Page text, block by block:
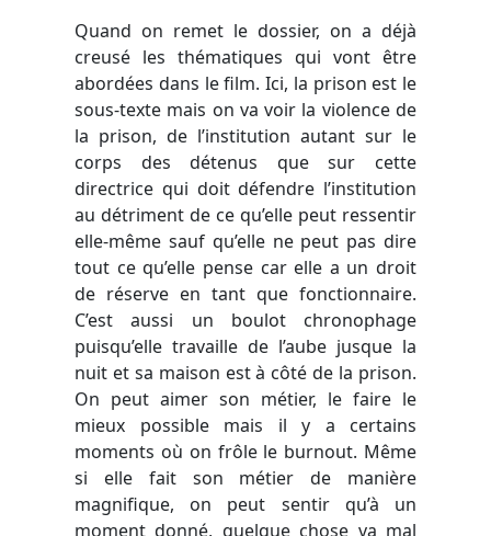
Quand on remet le dossier, on a déjà
creusé les thématiques qui vont être
abordées dans le film. Ici, la prison est le
sous-texte mais on va voir la violence de
la prison, de l’institution autant sur le
corps des détenus que sur cette
directrice qui doit défendre l’institution
au détriment de ce qu’elle peut ressentir
elle-même sauf qu’elle ne peut pas dire
tout ce qu’elle pense car elle a un droit
de réserve en tant que fonctionnaire.
C’est aussi un boulot chronophage
puisqu’elle travaille de l’aube jusque la
nuit et sa maison est à côté de la prison.
On peut aimer son métier, le faire le
mieux possible mais il y a certains
moments où on frôle le burnout. Même
si elle fait son métier de manière
magnifique, on peut sentir qu’à un
moment donné, quelque chose va mal